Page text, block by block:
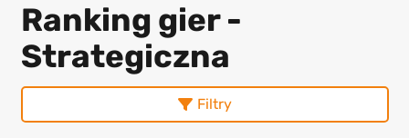
Ranking gier -
Strategiczna
Filtry